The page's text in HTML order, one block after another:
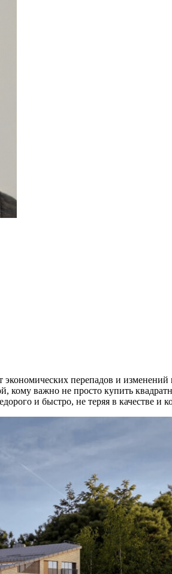
экономических перепадов и
кому важно не просто купить
и быстро, не теряя в качестве и